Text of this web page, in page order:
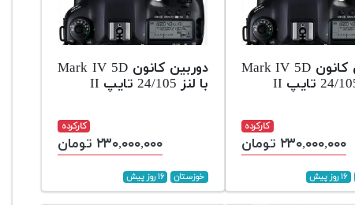
دوربین کانون Mark IV 5D
کارکرده
۲۳۰,۰۰۰,۰۰۰ تومان
۱۶ روز پیش
دوربین کانون Mark IV 5D
با لنز 24/105 تایپ II
کارکرده
۲۳۰,۰۰۰,۰۰۰ تومان
خوزستان ۱۶ روز پیش